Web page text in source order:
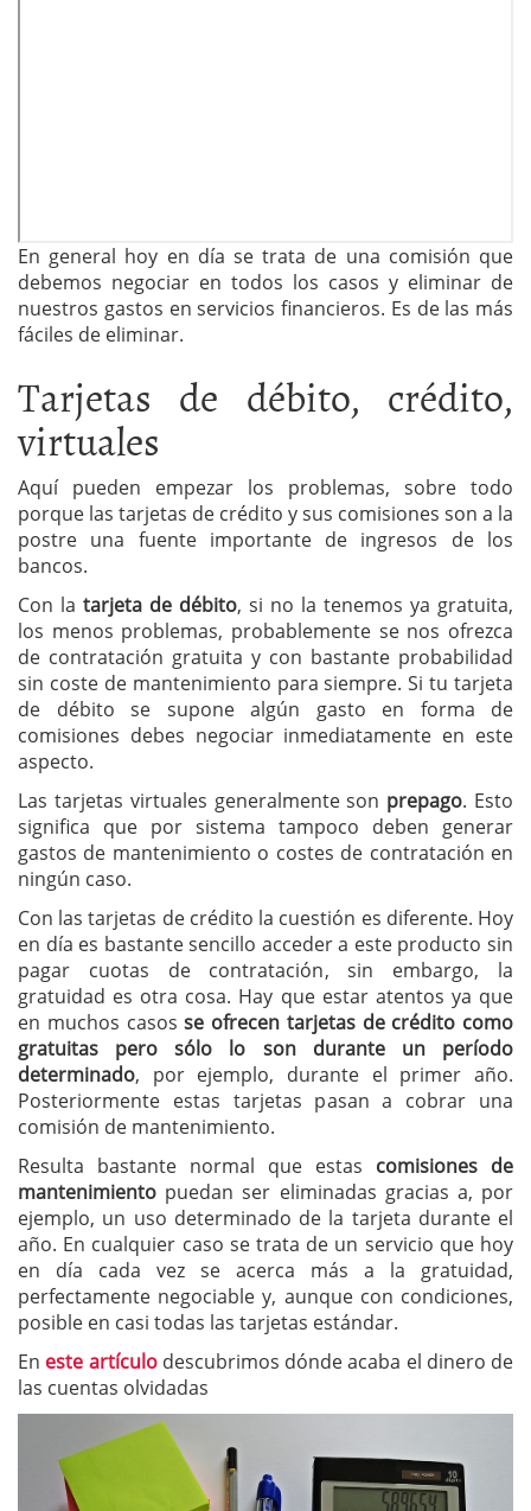
En general hoy en día se trata de una comisión que
debemos negociar en todos los casos y eliminar de
nuestros gastos en servicios financieros. Es de las más
fáciles de eliminar.
Tarjetas de débito, crédito,
virtuales
Aquí pueden empezar los problemas, sobre todo
porque las tarjetas de crédito y sus comisiones son a la
postre una fuente importante de ingresos de los
bancos.
Con la tarjeta de débito, si no la tenemos ya gratuita,
los menos problemas, probablemente se nos ofrezca
de contratación gratuita y con bastante probabilidad
sin coste de mantenimiento para siempre. Si tu tarjeta
de débito se supone algún gasto en forma de
comisiones debes negociar inmediatamente en este
aspecto.
Las tarjetas virtuales generalmente son prepago. Esto
significa que por sistema tampoco deben generar
gastos de mantenimiento o costes de contratación en
ningún caso.
Con las tarjetas de crédito la cuestión es diferente. Hoy
en día es bastante sencillo acceder a este producto sin
pagar cuotas de contratación, sin embargo, la
gratuidad es otra cosa. Hay que estar atentos ya que
en muchos casosse ofrecen tarjetas de crédito como
gratuitas pero sólo lo son durante un período
determinado, por ejemplo, durante el primer año.
Posteriormente estas tarjetas pasan a cobrar una
comisión de mantenimiento.
Resulta bastante normal que estas comisiones de
mantenimiento puedan ser eliminadas gracias a, por
ejemplo, un uso determinado de la tarjeta durante el
año. En cualquier caso se trata de un servicio que hoy
en día cada vez se acerca más a la gratuidad,
perfectamente negociable y, aunque con condiciones,
posible en casi todas las tarjetas estándar.
En este artículodescubrimos dónde acaba el dinero de
las cuentas olvidadas